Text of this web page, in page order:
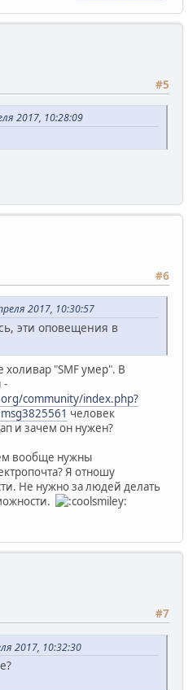
#5
2017, 10:28:09
#6
2017, 10:30:57
эти оповещения в
"SMF умер". В
-
community/index.php?
человек
и зачем он нужен?
вообще нужны
Я отношу
Не нужно за людей делать
#7
2017, 10:32:30